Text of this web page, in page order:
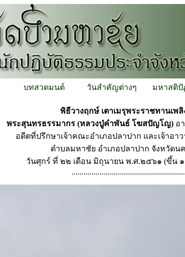
บทสวดมนต์ วันสำคัญต่างๆ มหาสติ
พิธีวางฤกษ์ เตาเมรุพระราชทานเพ
พระสุนทรธรรมากร (หลวงปู่คำพันธ์ โฆสปัญโญ) อ
อดีตที่ปรึกษาเจ้าคณะอำเภอปลาปาก และเจ้าอา
ตำบลมหาชัย อำเภอปลาปาก จังหวัดน
วันศุกร์ ที่ ๒๒ เดือน มิถุนายน พ.ศ.๒๕๖๑ (ขึ้น
.........................................................